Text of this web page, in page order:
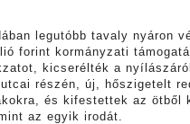
legutóbb tavaly nyáron
forint kormányzati
kicserélték a
részén, új, hőszigetelt
és kifestettek az ötből
az egyik irodát.